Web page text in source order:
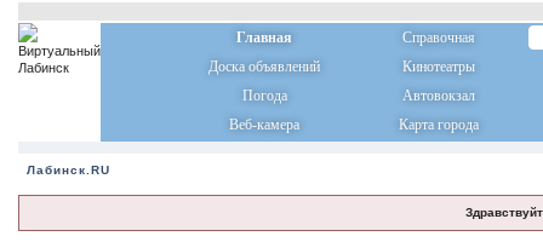
Главная
Справочная
Доска объявлений
Кинотеатры
Погода
Автовокзал
Веб-камера
Карта города
Лабинск.RU